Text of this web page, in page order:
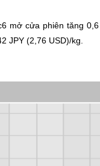
mở cửa phiên tăng
JPY (2,76 USD)/kg.